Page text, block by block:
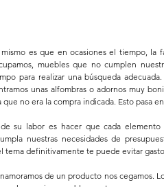
es que en ocasiones el tiempo, la
muebles que no cumplen
para realizar una búsqueda
unas alfombras o adornos muy
no era la compra indicada. Esto pasa
su labor es hacer que cada
nuestras necesidades de
definitivamente te puede evitar
de un producto nos cegamos.